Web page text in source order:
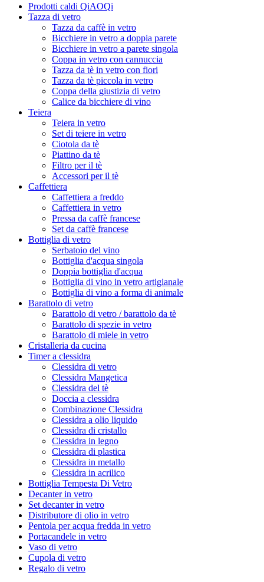
Prodotti caldi QiAOQi
Tazza di vetro
Tazza da caffè in vetro
Bicchiere in vetro a doppia parete
Bicchiere in vetro a parete singola
Coppa in vetro con cannuccia
Tazza da tè in vetro con fiori
Tazza da tè piccola in vetro
Coppa della giustizia di vetro
Calice da bicchiere di vino
Teiera
Teiera in vetro
Set di teiere in vetro
Ciotola da tè
Piattino da tè
Filtro per il tè
Accessori per il tè
Caffettiera
Caffettiera a freddo
Caffettiera in vetro
Pressa da caffè francese
Set da caffè francese
Bottiglia di vetro
Serbatoio del vino
Bottiglia d'acqua singola
Doppia bottiglia d'acqua
Bottiglia di vino in vetro artigianale
Bottiglia di vino a forma di animale
Barattolo di vetro
Barattolo di vetro / barattolo da tè
Barattolo di spezie in vetro
Barattolo di miele in vetro
Cristalleria da cucina
Timer a clessidra
Clessidra di vetro
Clessidra Mangetica
Clessidra del tè
Doccia a clessidra
Combinazione Clessidra
Clessidra a olio liquido
Clessidra di cristallo
Clessidra in legno
Clessidra di plastica
Clessidra in metallo
Clessidra in acrilico
Bottiglia Tempesta Di Vetro
Decanter in vetro
Set decanter in vetro
Distributore di olio in vetro
Pentola per acqua fredda in vetro
Portacandele in vetro
Vaso di vetro
Cupola di vetro
Regalo di vetro